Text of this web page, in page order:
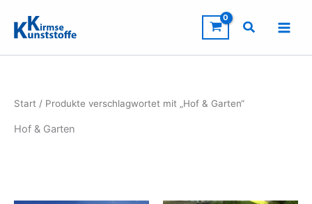
Inhalt
springen
Start / Produkte verschlagwortet mit „Hof & Garten“
Hof & Garten